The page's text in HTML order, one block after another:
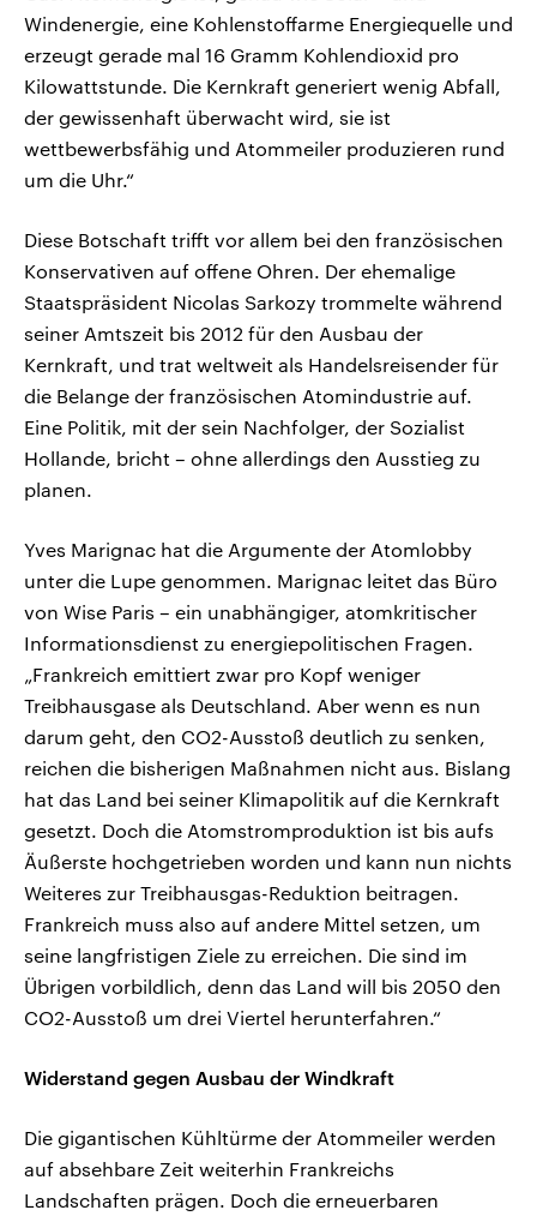
Windenergie, eine Kohlenstoffarme Energiequelle und
erzeugt gerade mal 16 Gramm Kohlendioxid pro
Kilowattstunde. Die Kernkraft generiert wenig Abfall,
der gewissenhaft überwacht wird, sie ist
wettbewerbsfähig und Atommeiler produzieren rund
um die Uhr.“
Diese Botschaft trifft vor allem bei den französischen
Konservativen auf offene Ohren. Der ehemalige
Staatspräsident Nicolas Sarkozy trommelte während
seiner Amtszeit bis 2012 für den Ausbau der
Kernkraft, und trat weltweit als Handelsreisender für
die Belange der französischen Atomindustrie auf.
Eine Politik, mit der sein Nachfolger, der Sozialist
Hollande, bricht – ohne allerdings den Ausstieg zu
planen.
Yves Marignac hat die Argumente der Atomlobby
unter die Lupe genommen. Marignac leitet das Büro
von Wise Paris – ein unabhängiger, atomkritischer
Informationsdienst zu energiepolitischen Fragen.
„Frankreich emittiert zwar pro Kopf weniger
Treibhausgase als Deutschland. Aber wenn es nun
darum geht, den CO2-Ausstoß deutlich zu senken,
reichen die bisherigen Maßnahmen nicht aus. Bislang
hat das Land bei seiner Klimapolitik auf die Kernkraft
gesetzt. Doch die Atomstromproduktion ist bis aufs
Äußerste hochgetrieben worden und kann nun nichts
Weiteres zur Treibhausgas-Reduktion beitragen.
Frankreich muss also auf andere Mittel setzen, um
seine langfristigen Ziele zu erreichen. Die sind im
Übrigen vorbildlich, denn das Land will bis 2050 den
CO2-Ausstoß um drei Viertel herunterfahren.“
Widerstand gegen Ausbau der Windkraft
Die gigantischen Kühltürme der Atommeiler werden
auf absehbare Zeit weiterhin Frankreichs
Landschaften prägen. Doch die erneuerbaren